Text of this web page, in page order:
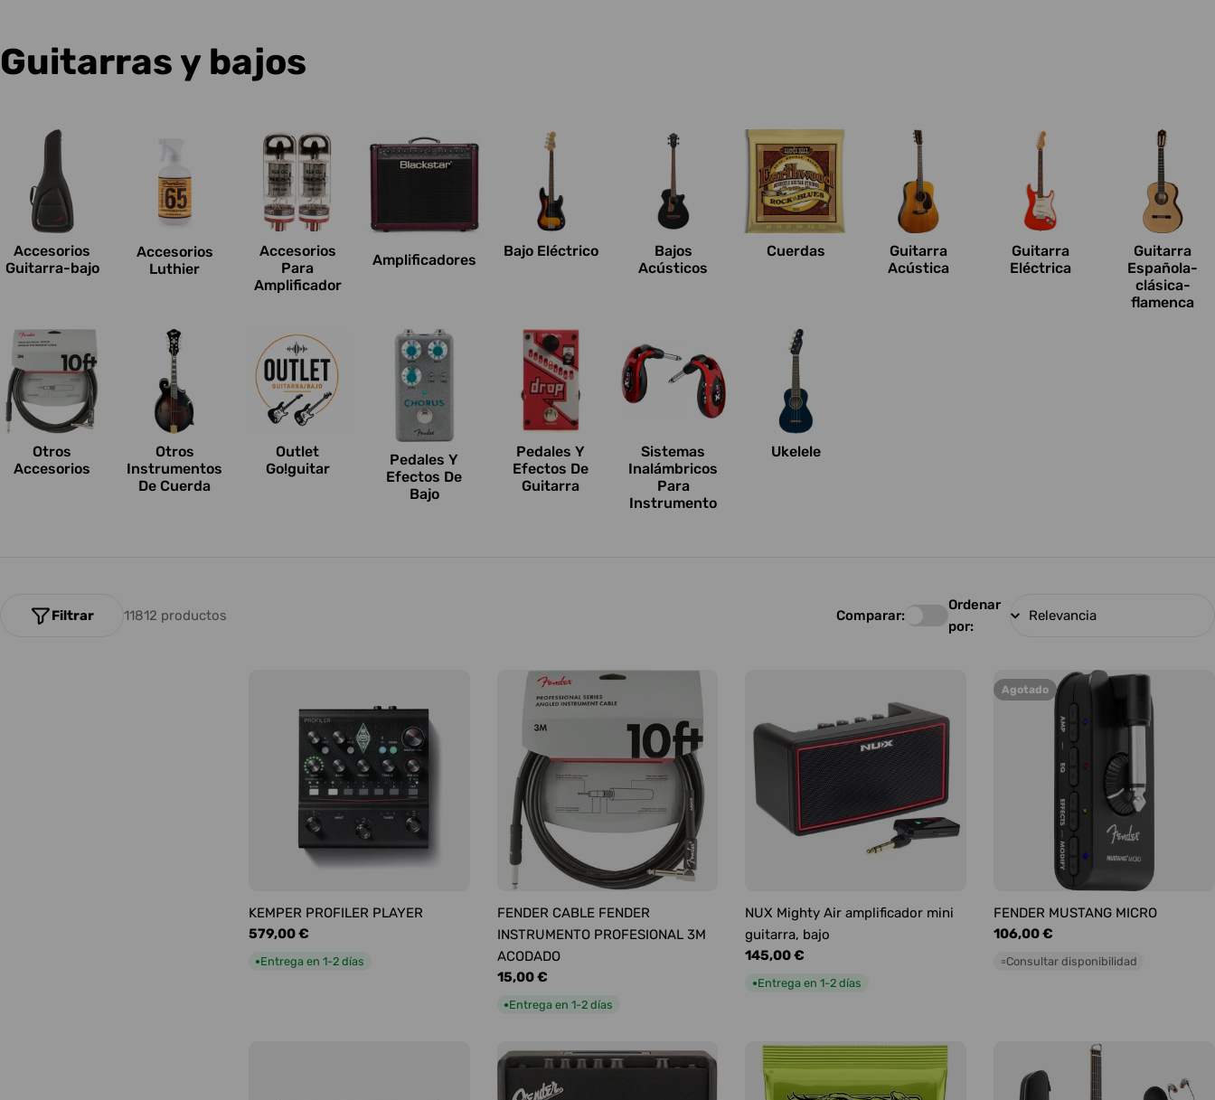
C
c
c
o
n
e
Guitarras y bajos
Accesorios
Guitarra-bajo
Accesorios
Luthier
Accesorios
Para
Amplificador
Amplificadores
Bajo Eléctrico
Bajos
Acústicos
Cuerdas
Guitarra
Acústica
Guitarra
Eléctrica
Guitarra
Española-
clásica-
flamenca
Otros
Accesorios
Otros
Instrumentos
De Cuerda
Outlet
Go!guitar
Pedales Y
Efectos De
Bajo
Pedales Y
Efectos De
Guitarra
Sistemas
Inalámbricos
Para
Instrumento
Ukelele
11812 productos
Filtrar Comparar:
Ordenar
por:
KEMPER PROFILER PLAYER
Precio
habitual
579,00 €
●Entrega en 1-2 días
FENDER CABLE FENDER
INSTRUMENTO PROFESIONAL 3M
ACODADO
Precio
habitual
15,00 €
●Entrega en 1-2 días
NUX Mighty Air amplificador mini
guitarra, bajo
Precio
habitual
145,00 €
●Entrega en 1-2 días
Agotado
FENDER MUSTANG MICRO
Precio
habitual
106,00 €
○Consultar disponibilidad